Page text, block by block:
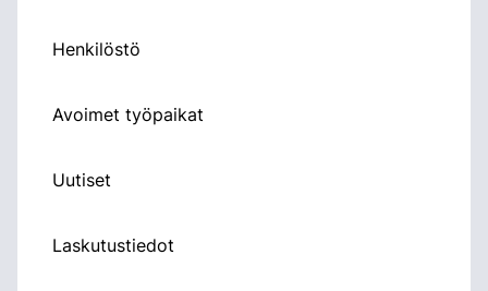
Henkilöstö
Avoimet työpaikat
Uutiset
Laskutustiedot